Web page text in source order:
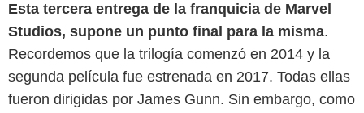
Esta tercera entrega de la franquicia de Marvel
Studios, supone un punto final para la misma.
Recordemos que la trilogía comenzó en 2014 y la
segunda película fue estrenada en 2017. Todas ellas
fueron dirigidas por James Gunn. Sin embargo, como